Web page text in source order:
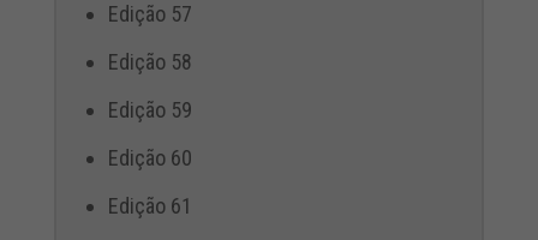
Edição 57
Edição 58
Edição 59
Edição 60
Edição 61